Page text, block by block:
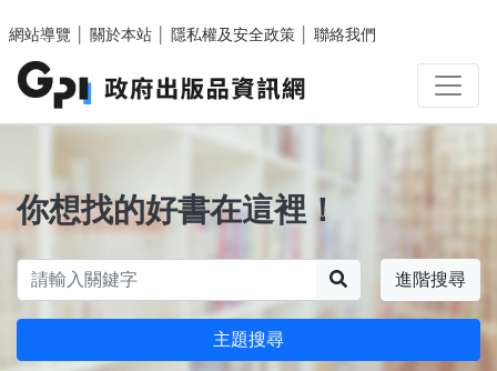
網站導覽
關於本站 隱私權及安全政策 聯絡我們
你想找的好書在這裡！
進階搜尋
主題搜尋